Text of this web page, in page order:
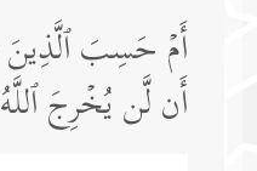
أَمۡ حَسِبَ
أَن لَّن یُخۡرِجَ